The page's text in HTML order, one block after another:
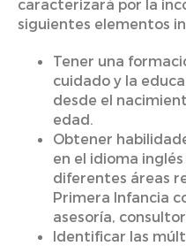
caracterizará por la
siguientes elementos
Tener una
cuidado y la
desde el
edad.
Obtener
en el idioma
diferentes áreas
Primera Infancia
asesoría,
Identificar las